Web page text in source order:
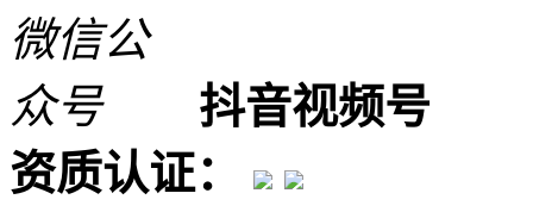
抖音视频号
资质认证：